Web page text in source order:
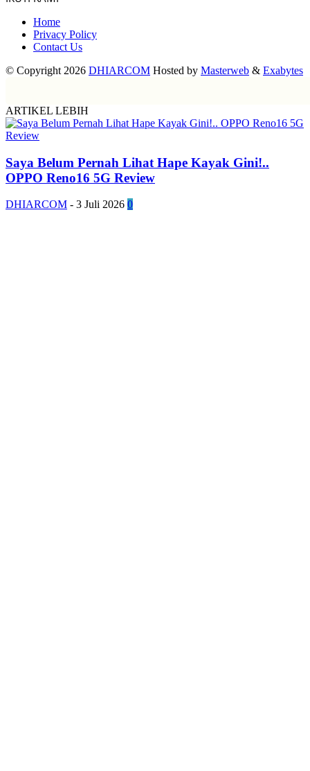
Home
Privacy Policy
Contact Us
© Copyright 2026 DHIARCOM Hosted by Masterweb & Exabytes
ARTIKEL LEBIH
Saya Belum Pernah Lihat Hape Kayak Gini!..
OPPO Reno16 5G Review
DHIARCOM - 3 Juli 2026 0